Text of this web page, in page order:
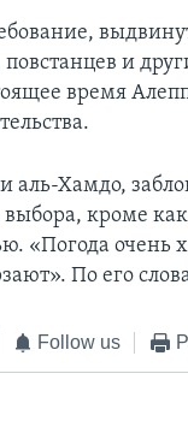
и
время
аль-Хамдо,
выбора, кроме
«Погода очень
По его
Follow us